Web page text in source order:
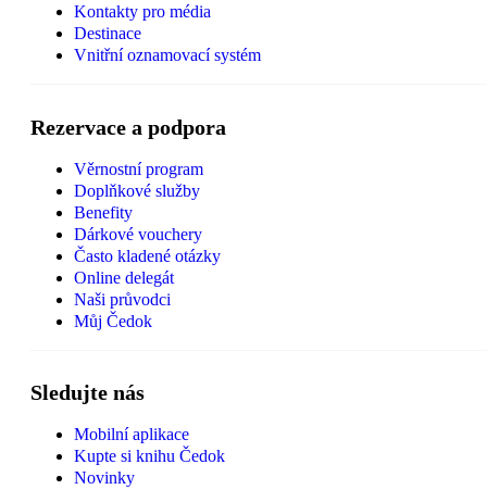
Kontakty pro média
Destinace
Vnitřní oznamovací systém
Rezervace a podpora
Věrnostní program
Doplňkové služby
Benefity
Dárkové vouchery
Často kladené otázky
Online delegát
Naši průvodci
Můj Čedok
Sledujte nás
Mobilní aplikace
Kupte si knihu Čedok
Novinky